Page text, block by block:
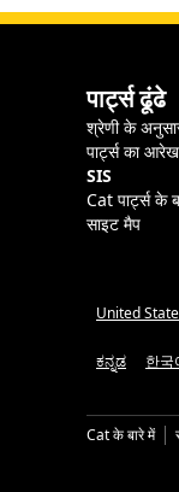
पार्ट्स ढूंढे
श्रेणी के
पार्ट्स का आरेख
SIS
Cat पार्ट्स के
साइट मैप
United
ಕನ್ನಡ 한국
Cat के बारे में